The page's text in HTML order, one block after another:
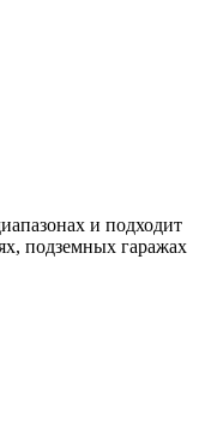
и подходит
подземных гаражах